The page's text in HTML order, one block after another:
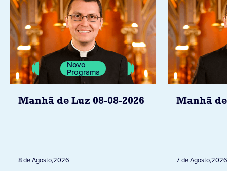
Novo
Programa
Manhã de Luz 08-08-2026
8 de Agosto,2026
Manhã de
7 de Agosto,2026